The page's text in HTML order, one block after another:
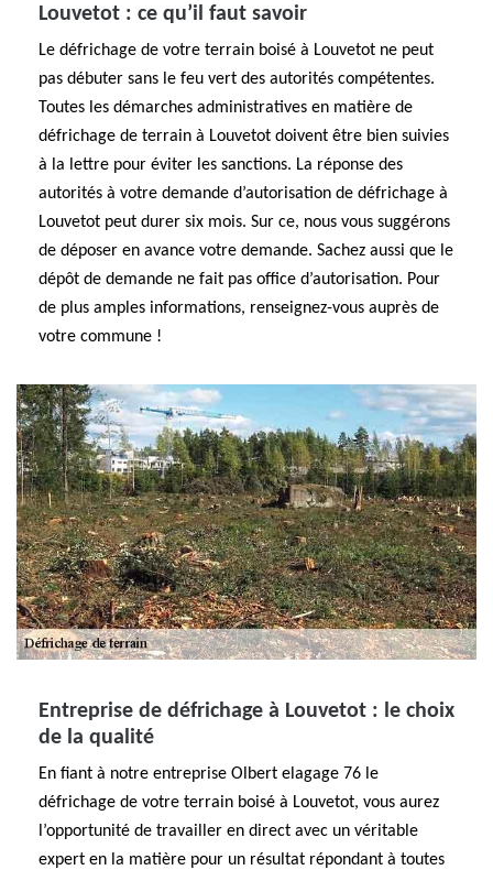
Louvetot : ce qu’il faut savoir
Le défrichage de votre terrain boisé à Louvetot ne peut
pas débuter sans le feu vert des autorités compétentes.
Toutes les démarches administratives en matière de
défrichage de terrain à Louvetot doivent être bien suivies
à la lettre pour éviter les sanctions. La réponse des
autorités à votre demande d’autorisation de défrichage à
Louvetot peut durer six mois. Sur ce, nous vous suggérons
de déposer en avance votre demande. Sachez aussi que le
dépôt de demande ne fait pas office d’autorisation. Pour
de plus amples informations, renseignez-vous auprès de
votre commune !
Entreprise de défrichage à Louvetot : le choix
de la qualité
En fiant à notre entreprise Olbert elagage 76 le
défrichage de votre terrain boisé à Louvetot, vous aurez
l’opportunité de travailler en direct avec un véritable
expert en la matière pour un résultat répondant à toutes